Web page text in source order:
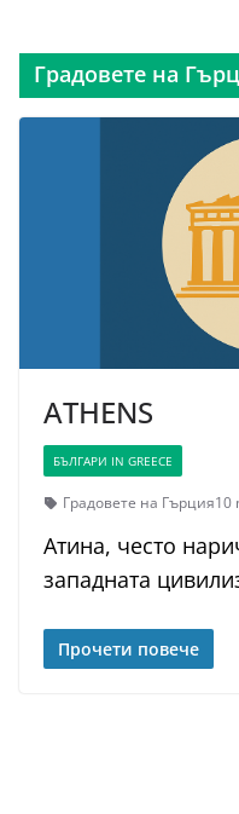
Градовете на
ATHENS
БЪЛГАРИ IN GREECE
Градовете на Гърция10
Атина, често
западната
Прочети повече